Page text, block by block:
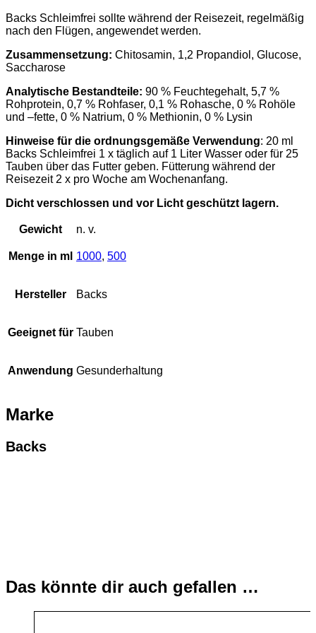
Backs Schleimfrei sollte während der Reisezeit, regelmäßig
nach den Flügen, angewendet werden.
Zusammensetzung: Chitosamin, 1,2 Propandiol, Glucose,
Saccharose
Analytische Bestandteile: 90 % Feuchtegehalt, 5,7 %
Rohprotein, 0,7 % Rohfaser, 0,1 % Rohasche, 0 % Rohöle
und –fette, 0 % Natrium, 0 % Methionin, 0 % Lysin
Hinweise für die ordnungsgemäße Verwendung: 20 ml
Backs Schleimfrei 1 x täglich auf 1 Liter Wasser oder für 25
Tauben über das Futter geben. Fütterung während der
Reisezeit 2 x pro Woche am Wochenanfang.
Dicht verschlossen und vor Licht geschützt lagern.
Gewicht n. v.
Menge in ml 1000, 500
Hersteller Backs
Geeignet für Tauben
Anwendung Gesunderhaltung
Marke
Backs
Das könnte dir auch gefallen …